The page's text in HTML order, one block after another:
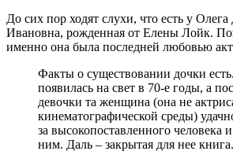
До сих пор ходят слухи, что есть у
Ивановна, рожденная от Елены Лойк.
именно она была последней любовью
Факты о существовании дочки
появилась на свет в 70-е годы, а
девочки та женщина (она не
кинематографической среды)
за высокопоставленного человека
ним. Даль – закрытая для нее